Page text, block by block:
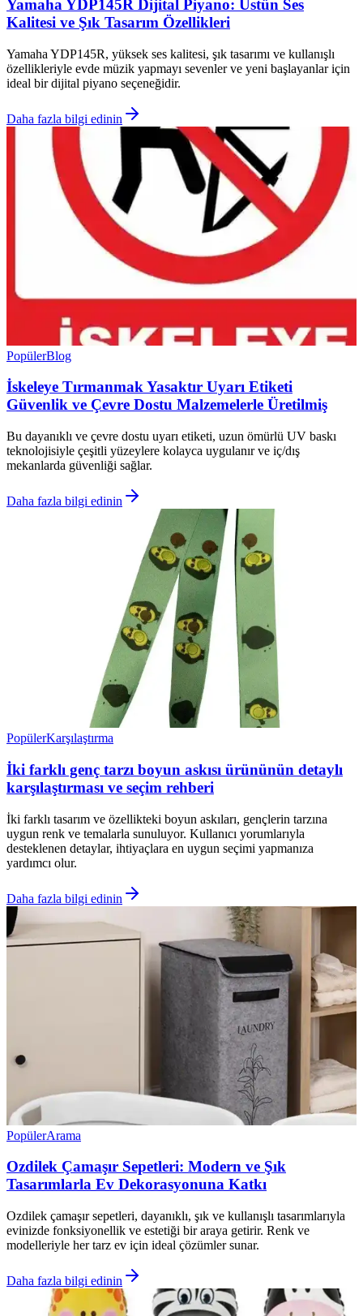
Yamaha YDP145R Dijital Piyano: Üstün Ses
Kalitesi ve Şık Tasarım Özellikleri
Yamaha YDP145R, yüksek ses kalitesi, şık tasarımı ve kullanışlı
özellikleriyle evde müzik yapmayı sevenler ve yeni başlayanlar için
ideal bir dijital piyano seçeneğidir.
Daha fazla bilgi edinin
PopülerBlog
İskeleye Tırmanmak Yasaktır Uyarı Etiketi
Güvenlik ve Çevre Dostu Malzemelerle Üretilmiş
Bu dayanıklı ve çevre dostu uyarı etiketi, uzun ömürlü UV baskı
teknolojisiyle çeşitli yüzeylere kolayca uygulanır ve iç/dış
mekanlarda güvenliği sağlar.
Daha fazla bilgi edinin
PopülerKarşılaştırma
İki farklı genç tarzı boyun askısı ürününün detaylı
karşılaştırması ve seçim rehberi
İki farklı tasarım ve özellikteki boyun askıları, gençlerin tarzına
uygun renk ve temalarla sunuluyor. Kullanıcı yorumlarıyla
desteklenen detaylar, ihtiyaçlara en uygun seçimi yapmanıza
yardımcı olur.
Daha fazla bilgi edinin
PopülerArama
Ozdilek Çamaşır Sepetleri: Modern ve Şık
Tasarımlarla Ev Dekorasyonuna Katkı
Ozdilek çamaşır sepetleri, dayanıklı, şık ve kullanışlı tasarımlarıyla
evinizde fonksiyonellik ve estetiği bir araya getirir. Renk ve
modelleriyle her tarz ev için ideal çözümler sunar.
Daha fazla bilgi edinin